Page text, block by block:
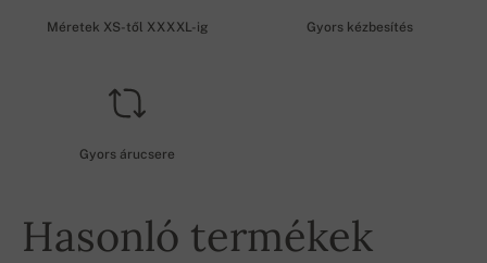
Méretek XS-től XXXXL-ig Gyors kézbesítés
Gyors árucsere
Hasonló termékek